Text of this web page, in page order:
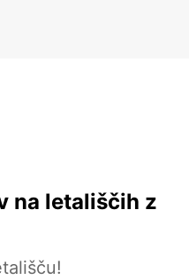
na letališčih z